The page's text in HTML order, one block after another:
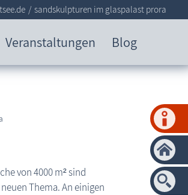
Veranstaltungen Blog
sandskulpturen im glaspalast prora
von 4000 m² sind
Thema. An einigen